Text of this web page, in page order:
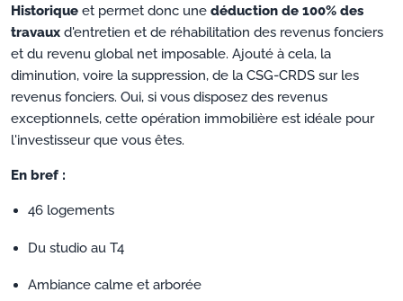
Historique et permet donc une déduction de 100% des
travaux d'entretien et de réhabilitation des revenus fonciers
et du revenu global net imposable. Ajouté à cela, la
diminution, voire la suppression, de la CSG-CRDS sur les
revenus fonciers. Oui, si vous disposez des revenus
exceptionnels, cette opération immobilière est idéale pour
l'investisseur que vous êtes.
En bref :
46 logements
Du studio au T4
Ambiance calme et arborée